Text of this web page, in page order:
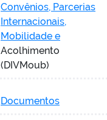
Convênios, Parcerias
Internacionais,
Mobilidade e
Acolhimento
(DIVMoub)
Documentos